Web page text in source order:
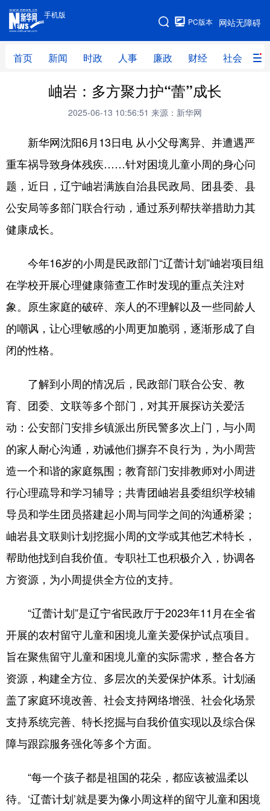
手机版
网站无障碍
PC版本
首页 新闻 时政 人事 廉政 财经 社会 科
手机版
网站地图
新闻 时政
财经 社会
文化 教育 健康 旅游
体育 视频 直播 无人机
地方频道
辽宁 吉林 上海 江苏
浙江 安徽 福建 江西
山东 河南 湖北 湖南
陕西 甘肃 青海 宁夏
多语种频道
English Español Français عربى
Русский язык 日本語 한국어
Deutsch Português
岫岩：多方聚力护“蕾”成长
2025-06-13 10:56:51 来源：新华网
新华网沈阳6月13日电 从小父母离异、并遭遇严
重车祸导致身体残疾……针对困境儿童小周的身心问
题，近日，辽宁岫岩满族自治县民政局、团县委、县
公安局等多部门联合行动，通过系列帮扶举措助力其
健康成长。
今年16岁的小周是民政部门“辽蕾计划”岫岩项目组
在学校开展心理健康筛查工作时发现的重点关注对
象。原生家庭的破碎、亲人的不理解以及一些同龄人
的嘲讽，让心理敏感的小周更加脆弱，逐渐形成了自
闭的性格。
了解到小周的情况后，民政部门联合公安、教
育、团委、文联等多个部门，对其开展探访关爱活
动：公安部门安排乡镇派出所民警多次上门，与小周
的家人耐心沟通，劝诫他们摒弃不良行为，为小周营
造一个和谐的家庭氛围；教育部门安排教师对小周进
行心理疏导和学习辅导；共青团岫岩县委组织学校辅
导员和学生团员搭建起小周与同学之间的沟通桥梁；
岫岩县文联则计划挖掘小周的文学或其他艺术特长，
帮助他找到自我价值。专职社工也积极介入，协调各
方资源，为小周提供全方位的支持。
“辽蕾计划”是辽宁省民政厅于2023年11月在全省
开展的农村留守儿童和困境儿童关爱保护试点项目。
旨在聚焦留守儿童和困境儿童的实际需求，整合各方
资源，构建全方位、多层次的关爱保护体系。计划涵
盖了家庭环境改善、社会支持网络增强、社会化场景
支持系统完善、特长挖掘与自我价值实现以及综合保
障与跟踪服务强化等多个方面。
“每一个孩子都是祖国的花朵，都应该被温柔以
待。‘辽蕾计划’就是要为像小周这样的留守儿童和困境